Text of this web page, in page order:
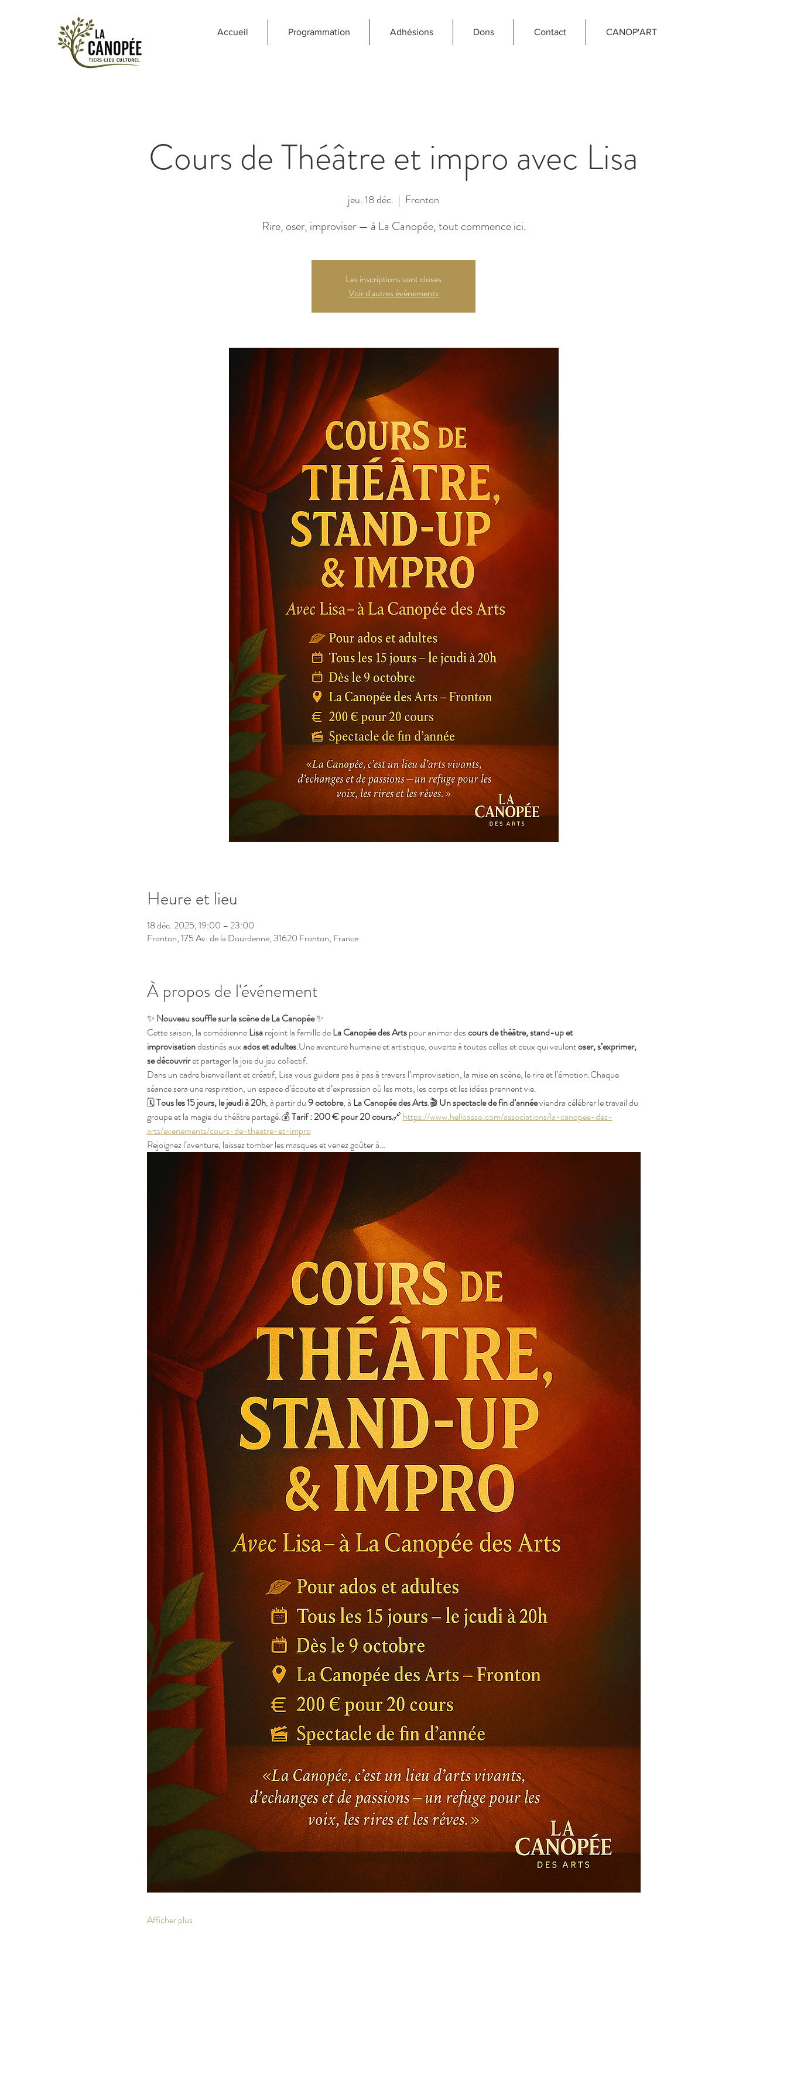
Accueil Programmation Adhésions Dons Contact CANOP'ART
Cours de Théâtre et impro avec Lisa
jeu. 18 déc.
  |
Fronton
Rire, oser, improviser — à La Canopée, tout commence ici.
Les inscriptions sont closes
Voir d'autres événements
Heure et lieu
18 déc. 2025, 19:00 – 23:00
Fronton, 175 Av. de la Dourdenne, 31620 Fronton, France
À propos de l'événement
✨ Nouveau souffle sur la scène de La Canopée ✨
Cette saison, la comédienne Lisa rejoint la famille de La Canopée des Arts pour animer des cours de théâtre, stand-up et
improvisation destinés aux ados et adultes.Une aventure humaine et artistique, ouverte à toutes celles et ceux qui veulent oser, s’exprimer,
se découvrir et partager la joie du jeu collectif.
Dans un cadre bienveillant et créatif, Lisa vous guidera pas à pas à travers l’improvisation, la mise en scène, le rire et l’émotion.Chaque
séance sera une respiration, un espace d’écoute et d’expression où les mots, les corps et les idées prennent vie.
🗓️ Tous les 15 jours, le jeudi à 20h, à partir du 9 octobre, à La Canopée des Arts.🎬 Un spectacle de fin d’année viendra célébrer le travail du
groupe et la magie du théâtre partagé.💰 Tarif : 200 € pour 20 cours🔗 https://www.helloasso.com/associations/la-canopee-des-
arts/evenements/cours-de-theatre-et-impro
Rejoignez l’aventure, laissez tomber les masques et venez goûter à…
Afficher plus